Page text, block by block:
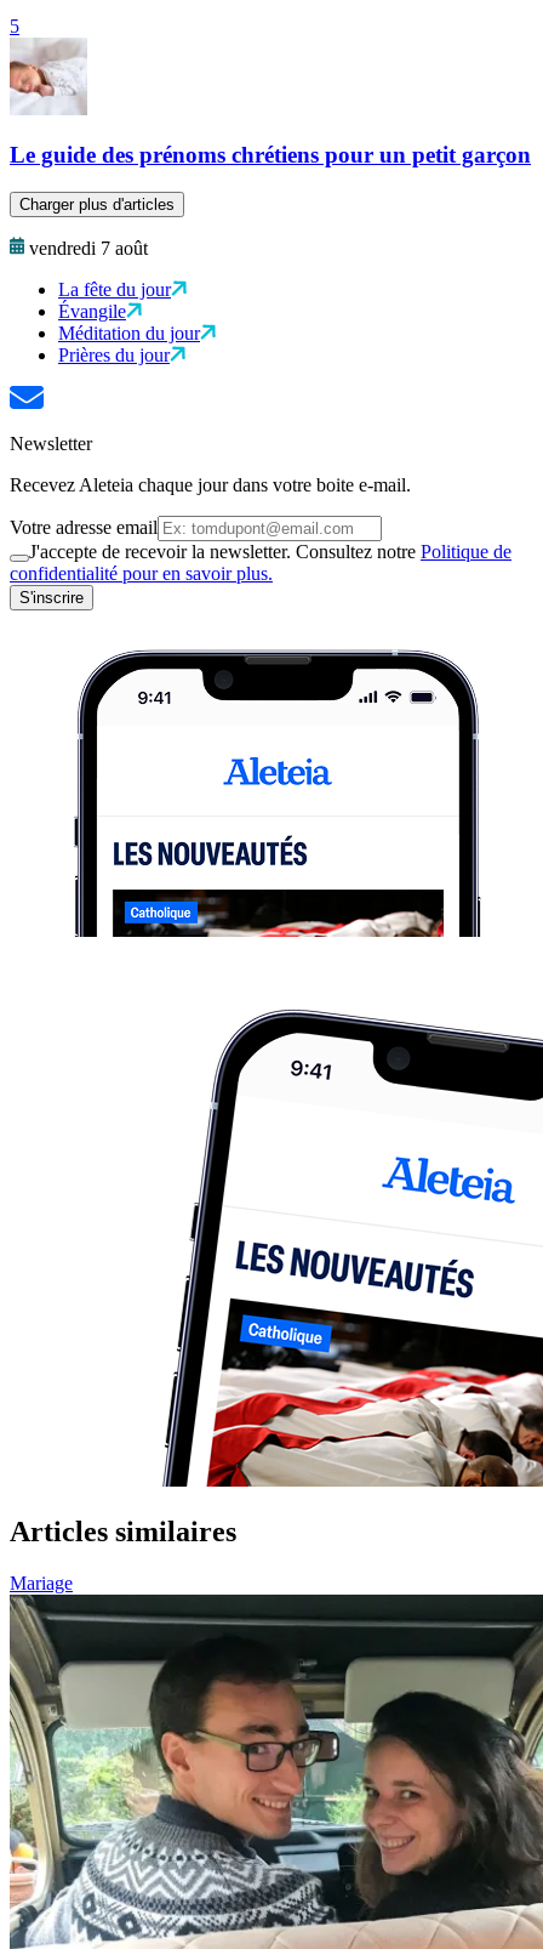
5
Le guide des prénoms chrétiens pour un petit garçon
Charger plus d'articles
vendredi 7 août
La fête du jour
Évangile
Méditation du jour
Prières du jour
Newsletter
Recevez Aleteia chaque jour dans votre boite e-mail.
Votre adresse email
J'accepte de recevoir la newsletter. Consultez notre Politique de
confidentialité pour en savoir plus.
S'inscrire
Articles similaires
Mariage